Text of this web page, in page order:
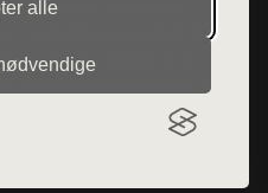
alle
der udgiver en række
af forskellige produkter fra
varer fra denne side - vi
varen. Vi har heller ikke